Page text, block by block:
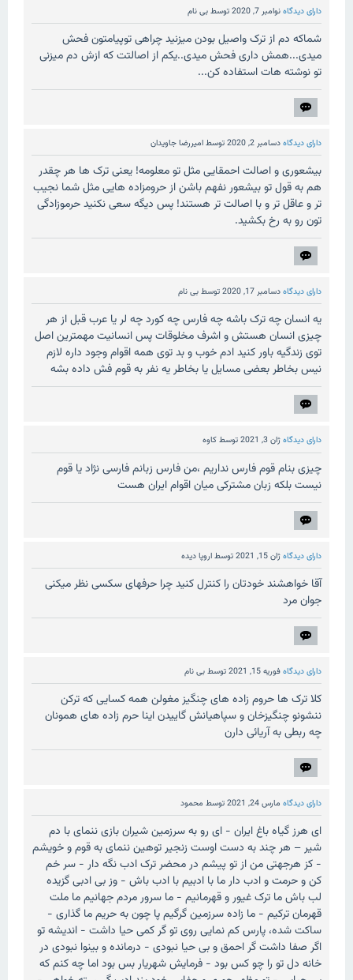
دارای دیدگاهنوامبر 7, 2020 توسطبی نام
شماکه دم از ترک واصیل بودن میزنید چراهی توپیامتون فحش
میدی...همش داری فحش میدی..یکم از اصالتت که ازش دم میزنی
تو نوشته هات استفاده کن...
دارای دیدگاهدسامبر 2, 2020 توسطامیررضا جاویدان
بیشعوری و اصالت احمقایی مثل تو معلومه! یعنی ترک ها هر چقدر
هم به قول تو بیشعور نفهم باشن از حرومزاده هایی مثل شما نجیب
تر و عاقل تر و با اصالت تر هستند! پس دیگه سعی نکنید حرموزادگی
تون رو به رخ بکشید.
دارای دیدگاهدسامبر 17, 2020 توسطبی نام
یه انسان چه ترک باشه چه فارس چه کورد چه لر یا عرب قبل از هر
چیزی انسان هستش و اشرف مخلوقات پس انسانیت مهمترین اصل
توی زندگیه باور کنید ادم خوب و بد توی همه اقوام وجود داره لازم
نیس بخاطر بعضی مسایل یا بخاطر یه نفر به قوم فش داده بشه
دارای دیدگاهژان 3, 2021 توسطکاوه
چیزی بنام قوم فارس نداریم ،من فارس زبانم فارسی نژاد یا قوم
نیست بلکه زبان مشترکی میان اقوام ایران هست
دارای دیدگاهژان 15, 2021 توسطاروپا دیده
آقا خواهشند خودتان را کنترل کنید چرا حرفهای سکسی نظر میکنی
جوان مرد
دارای دیدگاهفوریه 15, 2021 توسطبی نام
کلا ترک ها حروم زاده های چنگیز مغولن همه کسایی که ترکن
ننشونو چنگیزخان و سپاهیانش گاییدن اینا حرم زاده های همونان
چه ربطی به آریائی دارن
دارای دیدگاه مارس 24, 2021 توسط محمود
ای هرز گیاه باغ ایران - ای رو به سرزمین شیران بازی ننمای با دم
شیر – هر چند به دست اوست زنجیر توهین ننمای به قوم و خویشم
- کز هرجهتی من از تو پیشم در محضر ترک ادب نگه دار - سر خم
کن و حرمت و ادب دار ما با ادبیم با ادب باش - وز بی ادبی گزیده
لب باش ما ترک غیور و قهرمانیم - ما سرور مردم جهانیم ما ملت
قهرمان ترکیم - ما زاده سرزمین گرگیم پا چون به حریم ما گذاری -
ساکت شده، پارس کم نمایی روی تو گر کمی حیا داشت - اندیشه تو
اگر صفا داشت گر احمق و بی حیا نبودی - درمانده و بینوا نبودی در
خانه دل تو را چو کس بود - فرمایش شهریار بس بود اما چه کنم که